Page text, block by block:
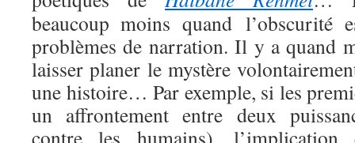
beaucoup moins quand l’obscurité
problèmes de narration. Il y a quand
laisser planer le mystère
une histoire… Par exemple, si les
un affrontement entre deux
contre les humains),